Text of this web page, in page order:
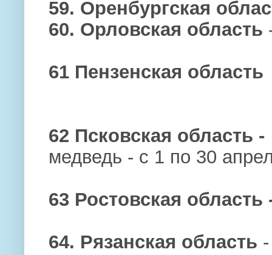
59. Оренбургская
60. Орловская область
61 Пензенская область
62 Псковская область -
медведь - с 1 по 30
63 Ростовская область
64. Рязанская область -